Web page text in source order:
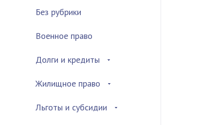
Без рубрики
Военное право
Долги и кредиты
Жилищное право
Льготы и субсидии